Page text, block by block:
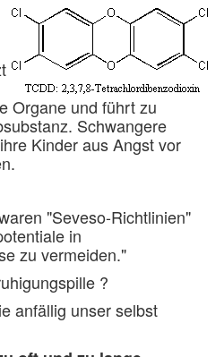
Organe und führt zu
Schwangere
Kinder aus Angst vor
"Seveso-Richtlinien"
in
zu vermeiden."
?
anfällig unser selbst